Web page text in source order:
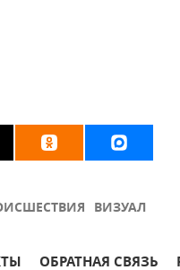
ВИЗУАЛ
ОБРАТНАЯ СВЯЗЬ